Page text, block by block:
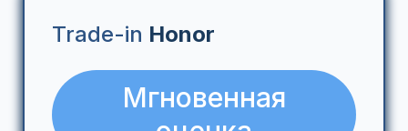
Trade-in Honor
Мгновенная